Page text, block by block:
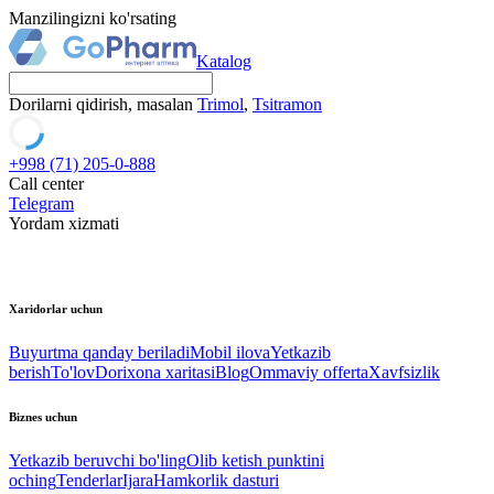
Manzilingizni ko'rsating
Katalog
Dorilarni qidirish, masalan Trimol, Tsitramon
+998 (71) 205-0-888
Call center
Telegram
Yordam xizmati
Xaridorlar uchun
Buyurtma qanday beriladiMobil ilovaYetkazib
berishTo'lovDorixona xaritasiBlogOmmaviy offertaXavfsizlik
Biznes uchun
Yetkazib beruvchi bo'lingOlib ketish punktini
ochingTenderlarIjaraHamkorlik dasturi